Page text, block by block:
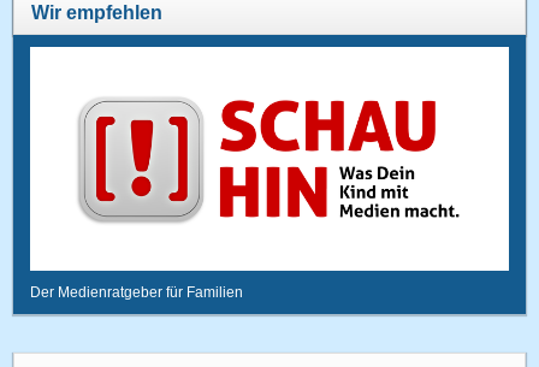
Wir empfehlen
Der Medienratgeber für Familien